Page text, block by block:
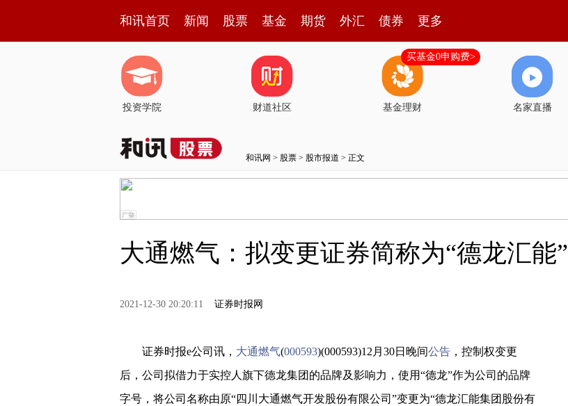
和讯首页 新闻 股票 基金 期货 外汇 债券 更多
投资学院 财道社区 基金理财
买基金0申购费>
名家直播
和讯网 > 股票 > 股市报道 > 正文
大通燃气：拟变更证券简称为“德龙汇能”
2021-12-30 20:20:11 证券时报网
证券时报e公司讯， 大通燃气(000593)(000593)12月30日晚间公告 ，控制权变更
后，公司拟借力于实控人旗下德龙集团的品牌及影响力，使用“德龙”作为公司的品牌
字号，将公司名称由原“四川大通燃气开发股份有限公司”变更为“德龙汇能集团股份有